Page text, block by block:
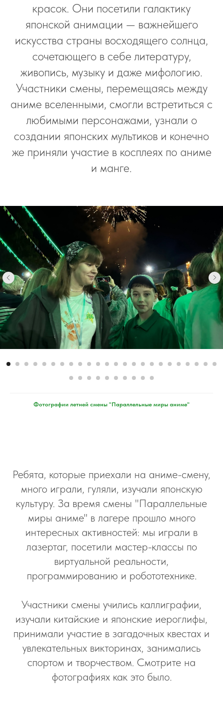
красок. Они посетили галактику
японской анимации — важнейшего
искусства страны восходящего солнца,
сочетающего в себе литературу,
живопись, музыку и даже мифологию.
Участники смены, перемещаясь между
аниме вселенными, смогли встретиться с
любимыми персонажами, узнали о
создании японских мультиков и конечно
же приняли участие в косплеях по аниме
и манге.
Фотографии летней смены "Параллельные миры аниме"
Ребята, которые приехали на аниме-смену,
много играли, гуляли, изучали японскую
культуру. За время смены "Параллельные
миры аниме" в лагере прошло много
интересных активностей: мы играли в
лазертаг, посетили мастер-классы по
виртуальной реальности,
программированию и робототехнике.
Участники смены учились каллиграфии,
изучали китайские и японские иероглифы,
принимали участие в загадочных квестах и
увлекательных викторинах, занимались
спортом и творчеством. Смотрите на
фотографиях как это было.